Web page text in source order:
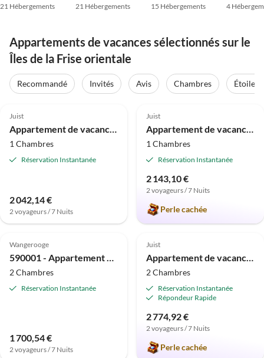
21 Hébergements 21 Hébergements 15 Hébergements 4
Appartements de vacances sélectionnés sur le
Îles de la Frise orientale
Recommandé Invités Avis Chambres
Étoiles
Juist
1 Chambres
Réservation Instantanée
2 042,14 €
2 voyageurs / 7 Nuits
Juist
1 Chambres
Réservation Instantanée
2 143,10 €
2 voyageurs / 7 Nuits
Perle cachée
4.8 (14)
Wangerooge
2 Chambres
Réservation Instantanée
1 700,54 €
2 voyageurs / 7 Nuits
4.8 (12)
Juist
2 Chambres
Réservation Instantanée
Répondeur Rapide
2 774,92 €
2 voyageurs / 7 Nuits
Perle cachée